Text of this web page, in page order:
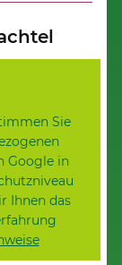
Sie
Google in
Ihnen das